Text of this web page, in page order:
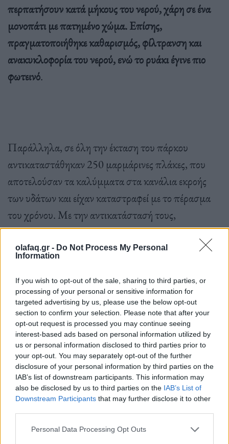
olafaq.gr - Do Not Process My Personal
Information
If you wish to opt-out of the sale, sharing to third parties, or
processing of your personal or sensitive information for
targeted advertising by us, please use the below opt-out
section to confirm your selection. Please note that after your
opt-out request is processed you may continue seeing
interest-based ads based on personal information utilized by
us or personal information disclosed to third parties prior to
your opt-out. You may separately opt-out of the further
disclosure of your personal information by third parties on the
IAB’s list of downstream participants. This information may
also be disclosed by us to third parties on the IAB’s List of
Downstream Participants that may further disclose it to other
Personal Data Processing Opt Outs
περπατήσουν κατά μήκους του νερού, χάρη σε ένα
μονοπάτι με πατημένο χώμα. Επίσης,
πραγματοποιήθηκε καθαρισμός, φίλτρανση και
ανακυκλοφορία του νερού, ενώ το ρυάκι έγινε πιο
φωτεινό.
Παράλληλα, σε όλη την έκταση του πάρκου
αντικαταστάθηκαν 250 μαρμάρινες πλάκες, που
αποτελούσαν τα καλύμματα στα κανάλια εκροής
των υδάτων και είχαν καταστραφεί με το πέρασμα
του χρόνου. Με την αντικατάστασή τους,
αναβαθμίστηκε η εικόνα του πάρκου, ενώ
ταυτόχρονα η διαδρομή έγινε πιο όμορφη και
φιλόξενος, καθώς σχεδιάστηκαν και
κατασκευάστηκαν καθίσματα και τραπέζια από
μέταλλο και ξύλο, για να ξεκουράζονται οι
περαστικοί κάτω από τη σκιά των δέντρων.
Ο εκδότης και κάτοικος κέντρου Χρύσανθος Ξάνθης
γράφει για το Πάρκο στο “Η Πόλη Ζει” πολλές